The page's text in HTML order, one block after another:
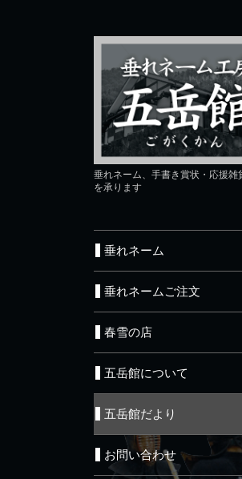
垂れネーム、手書き賞状・応援雑
を承ります
垂れネーム
垂れネームご注文
春雪の店
五岳館について
五岳館だより
お問い合わせ